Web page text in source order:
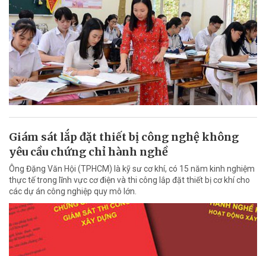
Giám sát lắp đặt thiết bị công nghệ không
yêu cầu chứng chỉ hành nghề
Ông Đặng Văn Hội (TPHCM) là kỹ sư cơ khí, có 15 năm kinh nghiệm
thực tế trong lĩnh vực cơ điện và thi công lắp đặt thiết bị cơ khí cho
các dự án công nghiệp quy mô lớn.